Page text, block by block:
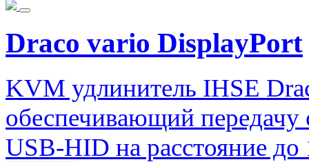
Draco vario DisplayPort
KVM удлинитель IHSE
обеспечивающий передачу
USB-HID на расстояние до